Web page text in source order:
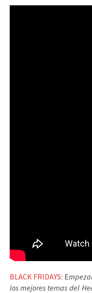
BLACK FRIDAYS: E
los mejores temas del